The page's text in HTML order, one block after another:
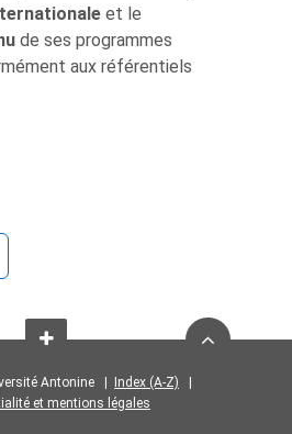
et le
de ses programmes
aux référentiels
Antonine | Index (A-Z)
et mentions légales